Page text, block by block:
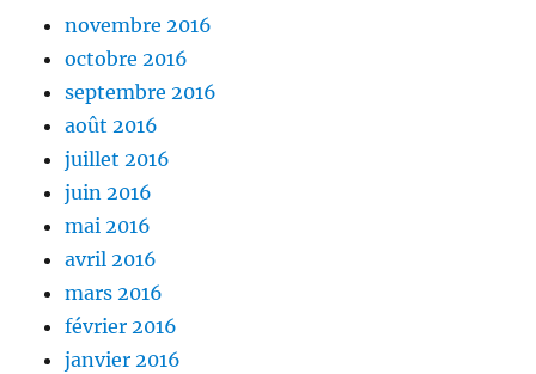
novembre 2016
octobre 2016
septembre 2016
août 2016
juillet 2016
juin 2016
mai 2016
avril 2016
mars 2016
février 2016
janvier 2016